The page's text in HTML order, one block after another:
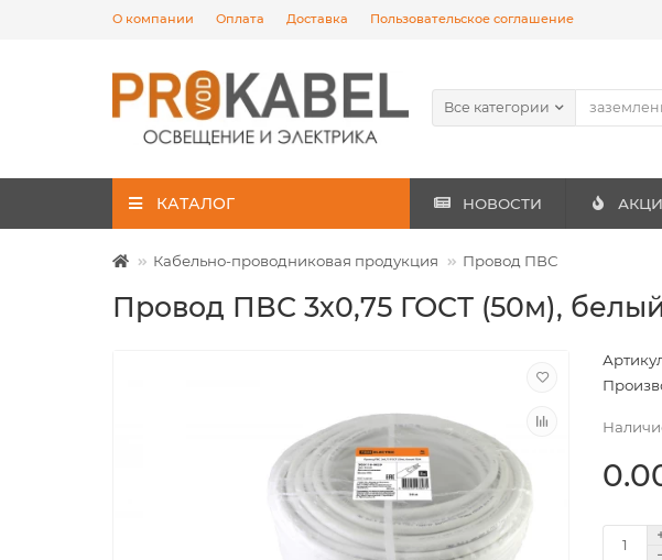
О компании Оплата Доставка Пользовательское соглашение
Все категории
КАТАЛОГ НОВОСТИ
Кабельно-проводниковая продукция Провод ПВС
Провод ПВС 3х0,75 ГОСТ (50м),